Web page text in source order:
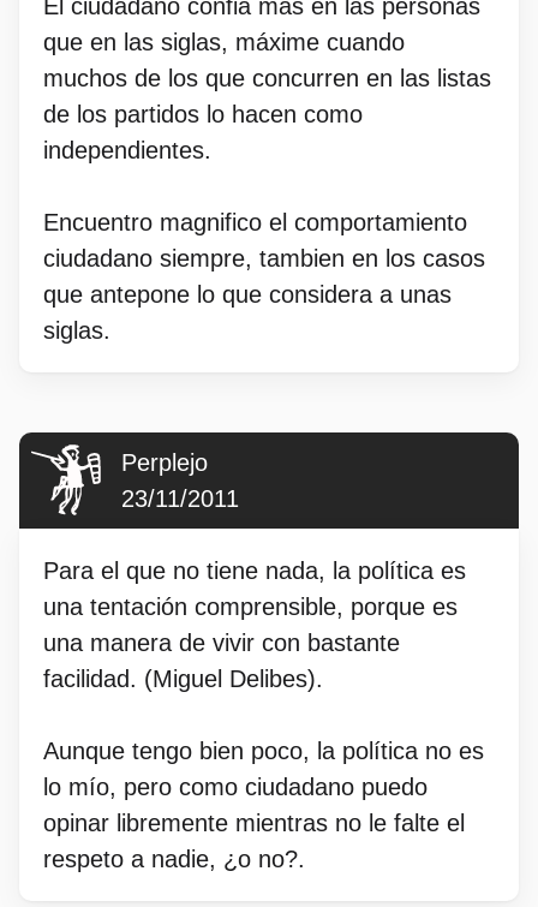
El ciudadano confia más en las personas
que en las siglas, máxime cuando
muchos de los que concurren en las listas
de los partidos lo hacen como
independientes.
Encuentro magnifico el comportamiento
ciudadano siempre, tambien en los casos
que antepone lo que considera a unas
siglas.
Perplejo
23/11/2011
Para el que no tiene nada, la política es
una tentación comprensible, porque es
una manera de vivir con bastante
facilidad. (Miguel Delibes).
Aunque tengo bien poco, la política no es
lo mío, pero como ciudadano puedo
opinar libremente mientras no le falte el
respeto a nadie, ¿o no?.